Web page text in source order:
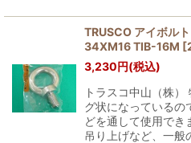
TRUSCO アイボル
34XM16 TIB-16M
3,230円(税込)
トラスコ中山（株
グ状になっているの
どを通して使用でき
吊り上げなど、一